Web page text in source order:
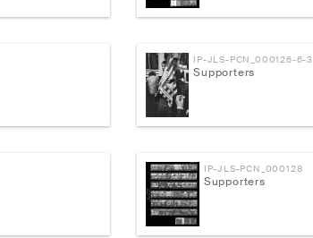
IP-JLS-PCN_000126-6-3
Supporters
IP-JLS-PCN_000128
Supporters